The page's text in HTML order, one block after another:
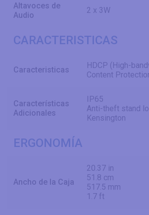
Altavoces de
Audio
2 x 3W
CARACTERISTICAS
Caracteristicas
HDCP (High-
Content
Características
Adicionales
IP65
Anti-theft stand
Kensington
ERGONOMÍA
Ancho de la Caja
20.37 in
51.8 cm
517.5 mm
1.7 ft